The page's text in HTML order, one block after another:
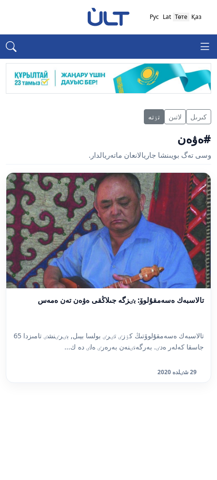
Қаз
Төте
Lat
Рус
كىرىل لاتىن تٶتە
#ەۋەن
وسى تەگ بويىنشا جاريالانعان ماتەريالدار.
تالاسبەك ەسەمقۇلوۆ: بٸزگە جىلاڭقى ەۋەن تەن ەمەس
تالاسبەك ەسەمقۇلوۆتىڭ كٶزٸ تٸرٸ بولسا بيىل, بٸرٸنشٸ تامىزدا 65
جاسقا كەلەر ەدٸ. بەرگەنٸنەن بەرەرٸ ەلٸ دە ك...
29 شٸلدە 2020